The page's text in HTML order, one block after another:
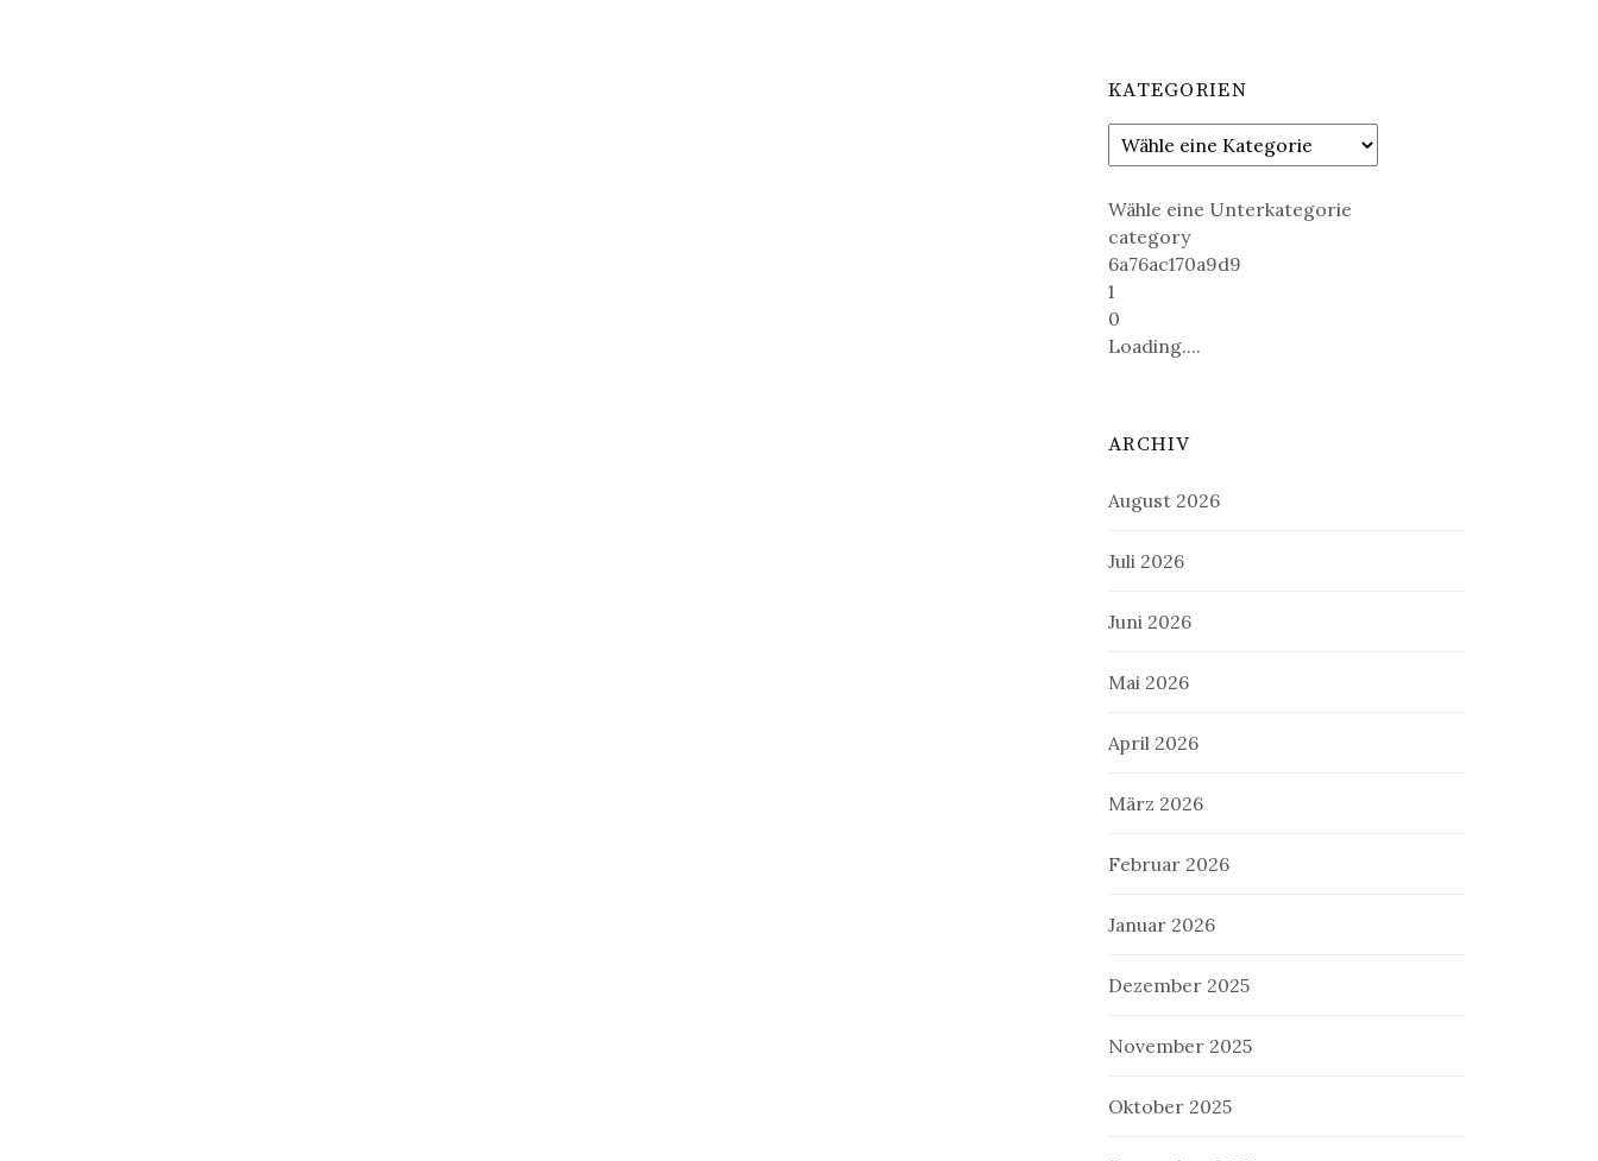
KATEGORIEN
Wähle eine Unterkategorie
category
6a76ac170a9d9
1
0
Loading....
ARCHIV
August 2026
Juli 2026
Juni 2026
Mai 2026
April 2026
März 2026
Februar 2026
Januar 2026
Dezember 2025
November 2025
Oktober 2025